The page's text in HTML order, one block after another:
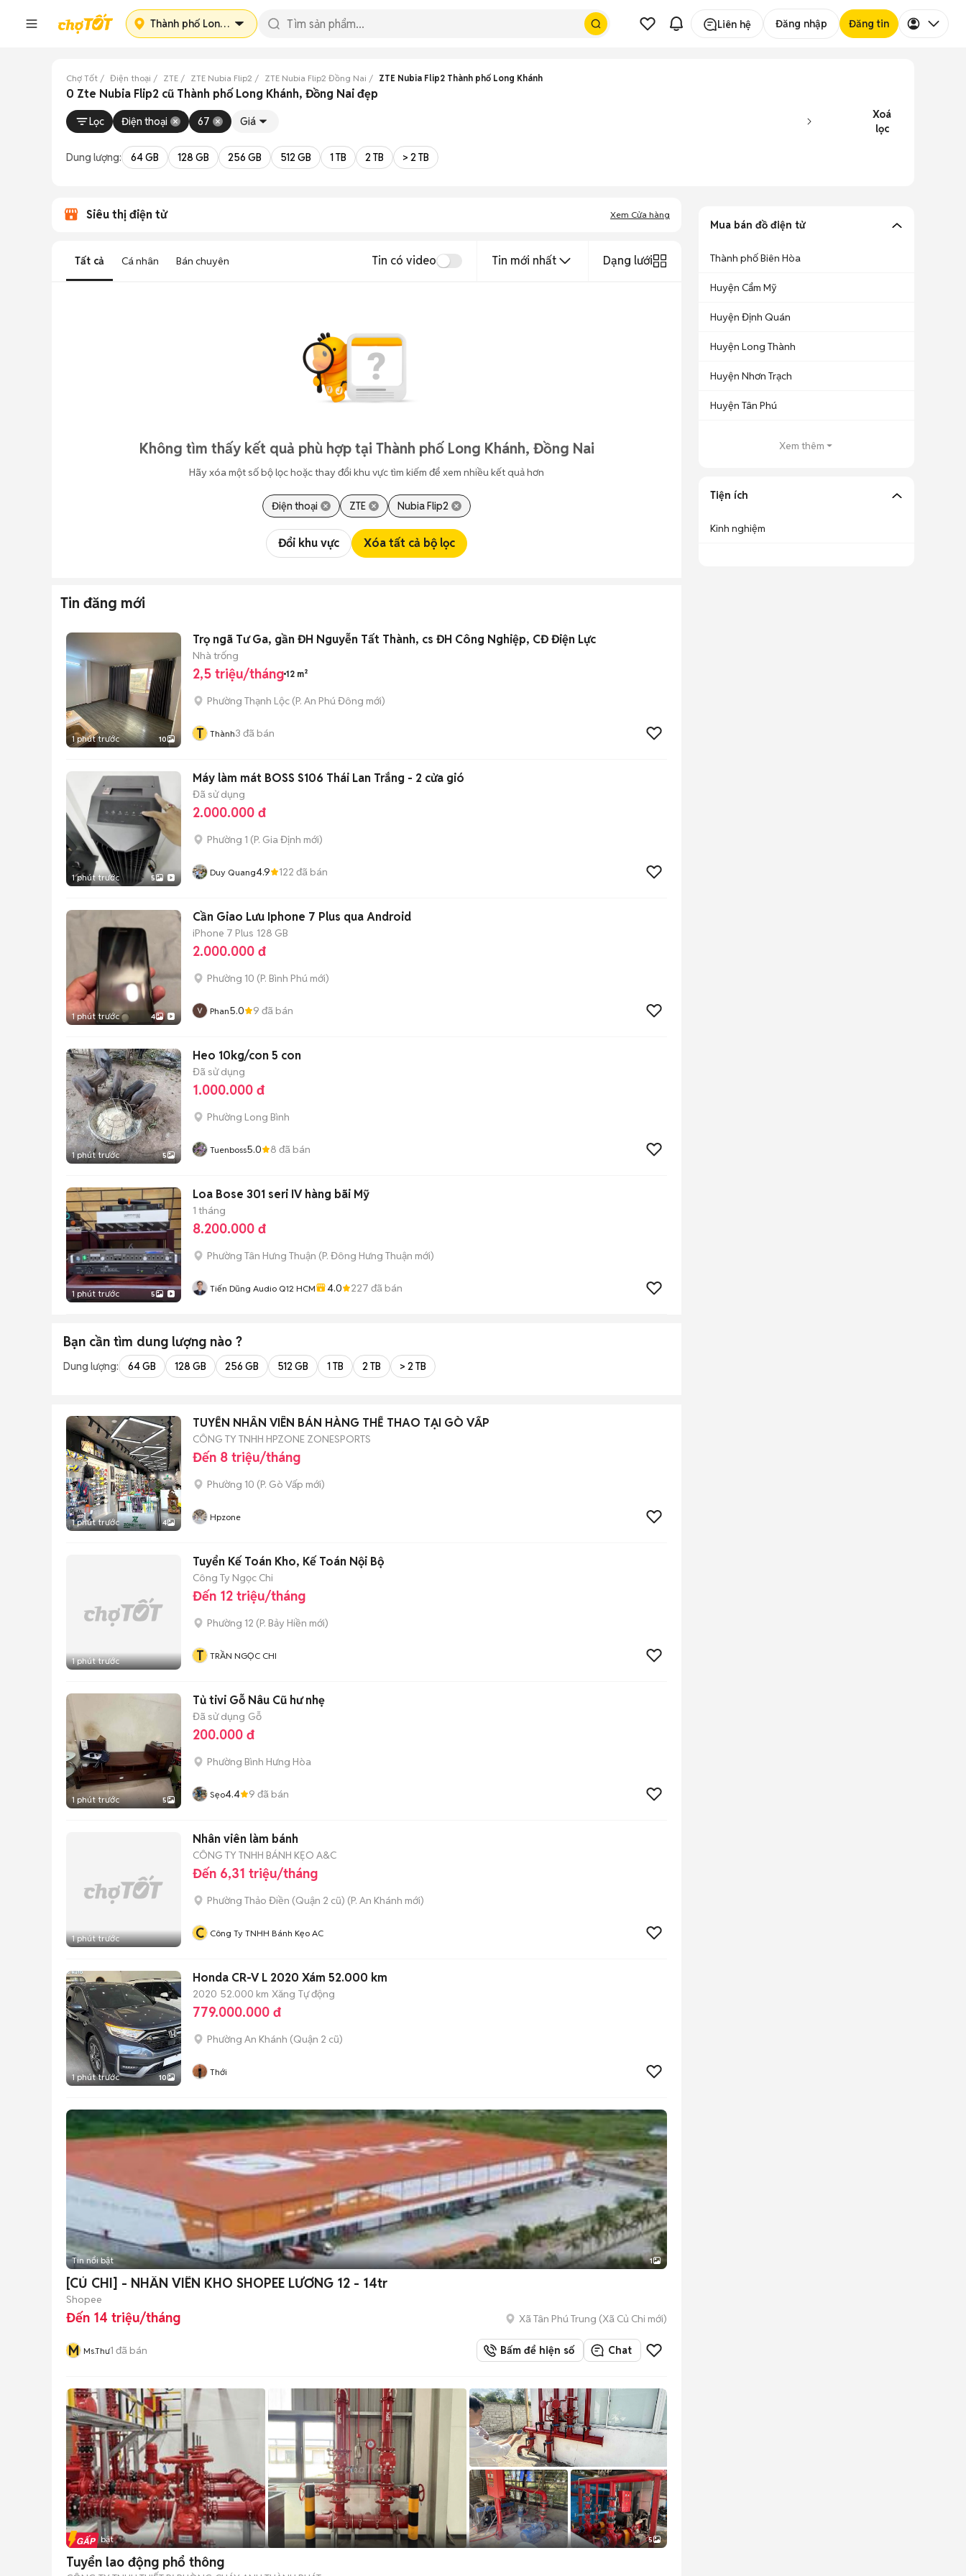
Thành phố Long Khánh Liên hệ Đăng nhập Đăng tin
Chợ Tốt Điện thoại ZTE ZTE Nubia Flip2 ZTE Nubia Flip2 Đồng Nai ZTE Nubia Flip2 Thành phố Long Khánh
0 Zte Nubia Flip2 cũ Thành phố Long Khánh, Đồng Nai đẹp
Lọc Điện thoại 67 Giá
Xoá
lọc
Dung lượng: 64 GB 128 GB 256 GB 512 GB 1 TB 2 TB > 2 TB
Siêu thị điện tử Xem Cửa hàng
Tất cả Cá nhân Bán chuyên Tin có video Tin mới nhất Dạng lưới
Không tìm thấy kết quả phù hợp tại Thành phố Long Khánh, Đồng Nai
Hãy xóa một số bộ lọc hoặc thay đổi khu vực tìm kiếm để xem nhiều kết quả hơn
Điện thoại ZTE Nubia Flip2
Đổi khu vực Xóa tất cả bộ lọc
Tin đăng mới
1 phút trước 10
Trọ ngã Tư Ga, gần ĐH Nguyễn Tất Thành, cs ĐH Công Nghiệp, CĐ Điện Lực
Nhà trống
2,5 triệu/tháng 12 m²
Phường Thạnh Lộc (P. An Phú Đông mới)
T Thành3 đã bán
1 phút trước 5
Máy làm mát BOSS S106 Thái Lan Trắng - 2 cửa gió
Đã sử dụng
2.000.000 đ
Phường 1 (P. Gia Định mới)
Duy Quang4.9 122 đã bán
1 phút trước 4
Cần Giao Lưu Iphone 7 Plus qua Android
iPhone 7 Plus 128 GB
2.000.000 đ
Phường 10 (P. Bình Phú mới)
Phan5.0 9 đã bán
1 phút trước 5
Heo 10kg/con 5 con
Đã sử dụng
1.000.000 đ
Phường Long Bình
Tuenboss5.0 8 đã bán
1 phút trước 5
Loa Bose 301 seri IV hàng bãi Mỹ
1 tháng
8.200.000 đ
Phường Tân Hưng Thuận (P. Đông Hưng Thuận mới)
Tiến Dũng Audio Q12 HCM 4.0 227 đã bán
Bạn cần tìm dung lượng nào ?
Dung lượng: 64 GB 128 GB 256 GB 512 GB 1 TB 2 TB > 2 TB
1 phút trước 4
TUYỂN NHÂN VIÊN BÁN HÀNG THỂ THAO TẠI GÒ VẤP
CÔNG TY TNHH HPZONE ZONESPORTS
Đến 8 triệu/tháng
Phường 10 (P. Gò Vấp mới)
Hpzone
1 phút trước
Tuyển Kế Toán Kho, Kế Toán Nội Bộ
Công Ty Ngọc Chi
Đến 12 triệu/tháng
Phường 12 (P. Bảy Hiền mới)
T TRẦN NGỌC CHI
1 phút trước 5
Tủ tivi Gỗ Nâu Cũ hư nhẹ
Đã sử dụng Gỗ
200.000 đ
Phường Bình Hưng Hòa
Sẹo4.4 9 đã bán
1 phút trước
Nhân viên làm bánh
CÔNG TY TNHH BÁNH KẸO A&C
Đến 6,31 triệu/tháng
Phường Thảo Điền (Quận 2 cũ) (P. An Khánh mới)
C Công Ty TNHH Bánh Kẹo AC
1 phút trước 10
Honda CR-V L 2020 Xám 52.000 km
2020 52.000 km Xăng Tự động
779.000.000 đ
Phường An Khánh (Quận 2 cũ)
Thới
Tin nổi bật 1
[CỦ CHI] - NHÂN VIÊN KHO SHOPEE LƯƠNG 12 - 14tr
Shopee
Đến 14 triệu/tháng Xã Tân Phú Trung (Xã Củ Chi mới)
M Ms.Thư1 đã bán Bấm để hiện số Chat
Tin nổi bật 5
Tuyển lao động phổ thông
Mua bán đồ điện tử
Thành phố Biên Hòa
Huyện Cẩm Mỹ
Huyện Định Quán
Huyện Long Thành
Huyện Nhơn Trạch
Huyện Tân Phú
Xem thêm
Tiện ích
Kinh nghiệm